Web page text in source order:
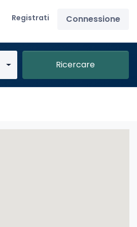
Registrati Connessione
Ricercare